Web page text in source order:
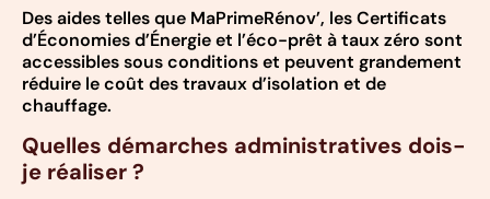
Des aides telles que MaPrimeRénov’, les Certificats
d’Économies d’Énergie et l’éco-prêt à taux zéro sont
accessibles sous conditions et peuvent grandement
réduire le coût des travaux d’isolation et de
chauffage.
Quelles démarches administratives dois-
je réaliser ?